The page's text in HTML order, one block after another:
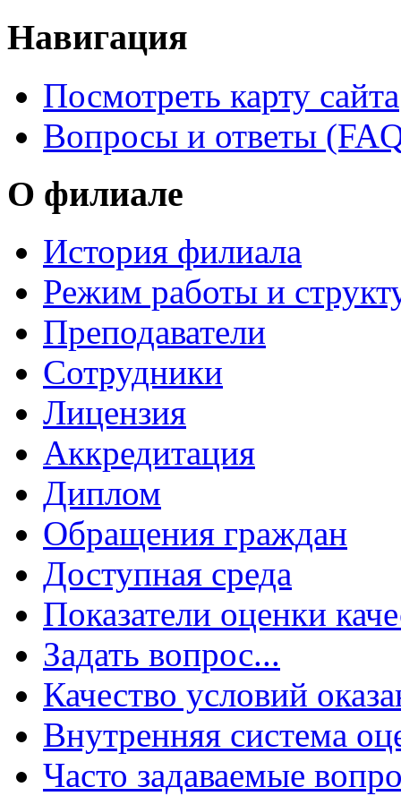
Навигация
Посмотреть карту сайта
Вопросы и ответы
О филиале
История филиала
Режим работы и
Преподаватели
Сотрудники
Лицензия
Аккредитация
Диплом
Обращения граждан
Доступная среда
Показатели оценки
Задать вопрос...
Качество условий
Внутренняя система
Часто задаваемые